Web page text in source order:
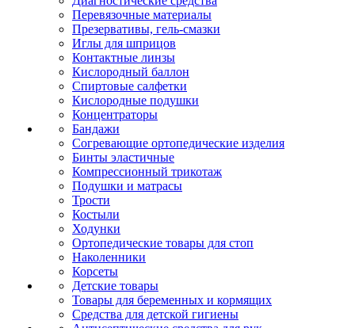
Перевязочные материалы
Презервативы, гель-смазки
Иглы для шприцов
Контактные линзы
Кислородный баллон
Спиртовые салфетки
Кислородные подушки
Концентраторы
Бандажи
Согревающие ортопедические изделия
Бинты эластичные
Компрессионный трикотаж
Подушки и матрасы
Трости
Костыли
Ходунки
Ортопедические товары для стоп
Наколенники
Корсеты
Детские товары
Товары для беременных и кормящих
Средства для детской гигиены